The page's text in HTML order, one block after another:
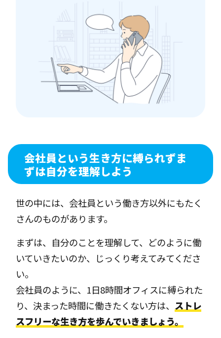
会社員という生き方に縛られずま
ずは自分を理解しよう
世の中には、会社員という働き方以外にもたく
さんのものがあります。
まずは、自分のことを理解して、どのように働
いていきたいのか、じっくり考えてみてくださ
い。
会社員のように、1日8時間オフィスに縛られた
り、決まった時間に働きたくない方は、 ストレ
スフリーな生き方を歩んでいきましょう。